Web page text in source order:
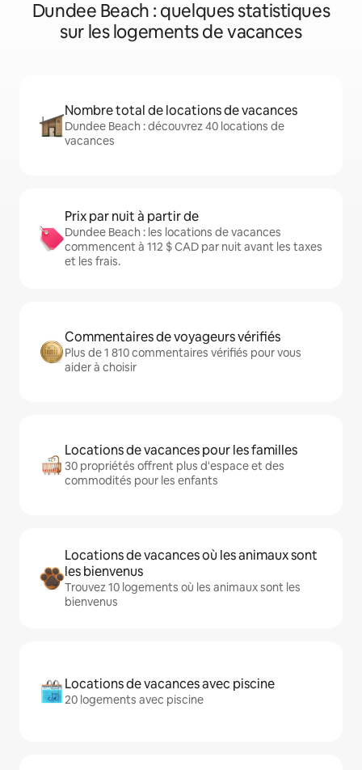
Dundee Beach : quelques statistiques
sur les logements de vacances
Nombre total de locations de vacances
Dundee Beach : découvrez 40 locations de
vacances
Prix par nuit à partir de
Dundee Beach : les locations de vacances
commencent à 112 $ CAD par nuit avant les taxes
et les frais.
Commentaires de voyageurs vérifiés
Plus de 1 810 commentaires vérifiés pour vous
aider à choisir
Locations de vacances pour les familles
30 propriétés offrent plus d'espace et des
commodités pour les enfants
Locations de vacances où les animaux sont
les bienvenus
Trouvez 10 logements où les animaux sont les
bienvenus
Locations de vacances avec piscine
20 logements avec piscine